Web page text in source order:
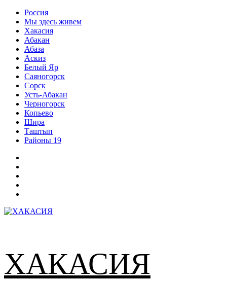
Перейти
содержимому
Россия
Мы здесь живем
Хакасия
Абакан
Абаза
Аскиз
Белый Яр
Саяногорск
Сорск
Усть-Абакан
Черногорск
Копьево
Шира
Таштып
Районы 19
ХАКАСИЯ